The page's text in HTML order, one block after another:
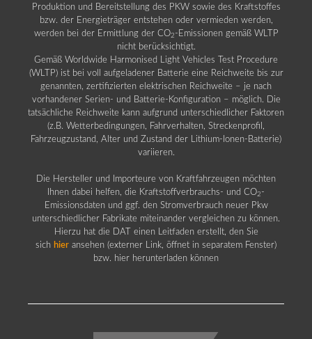
Produktion und Bereitstellung des PKW sowie des Kraftstoffes
bzw. der Energieträger entstehen oder vermieden werden,
werden bei der Ermittlung der CO2 -Emissionen gemäß WLTP
nicht berücksichtigt.
Gemäß Worldwide Harmonised Light Vehicles Test Procedure
(WLTP) ist bei voll aufgeladener Batterie eine Reichweite bis zur
genannten, zertifizierten elektrischen Reichweite – je nach
vorhandener Serien- und Batterie-Konfiguration – möglich. Die
tatsächliche Reichweite kann aufgrund unterschiedlicher Faktoren
(z.B. Wetterbedingungen, Fahrverhalten, Streckenprofil,
Fahrzeugzustand, Alter und Zustand der Lithium-Ionen-Batterie)
variieren.
Die Hersteller und Importeure von Kraftfahrzeugen möchten
Ihnen dabei helfen, die Kraftstoffverbrauchs- und CO2 -
Emissionsdaten und ggf. den Stromverbrauch neuer Pkw
unterschiedlicher Fabrikate miteinander vergleichen zu können.
Hierzu hat die DAT einen Leitfaden erstellt, den Sie
sich hier ansehen (externer Link, öffnet in separatem Fenster)
bzw. hier herunterladen können